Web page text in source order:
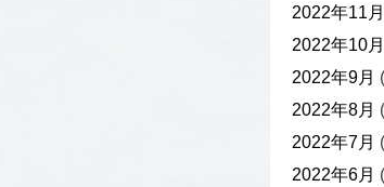
2022年11月
2022年10月
2022年9月
2022年8月
2022年7月
2022年6月